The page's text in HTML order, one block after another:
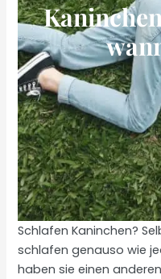
Schlafen Kaninchen?
schlafen genauso wie
haben sie einen